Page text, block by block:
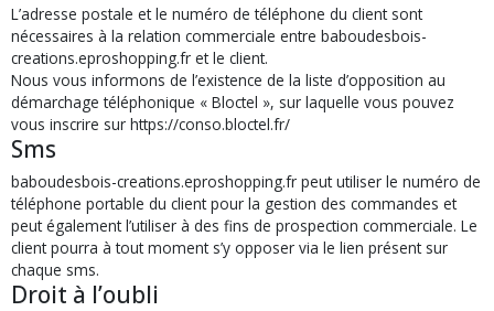
L’adresse postale et le numéro de téléphone du client sont
nécessaires à la relation commerciale entre baboudesbois-
creations.eproshopping.fr et le client.
Nous vous informons de l’existence de la liste d’opposition au
démarchage téléphonique « Bloctel », sur laquelle vous pouvez
vous inscrire sur https://conso.bloctel.fr/
Sms
baboudesbois-creations.eproshopping.fr peut utiliser le numéro de
téléphone portable du client pour la gestion des commandes et
peut également l’utiliser à des fins de prospection commerciale. Le
client pourra à tout moment s’y opposer via le lien présent sur
chaque sms.
Droit à l’oubli